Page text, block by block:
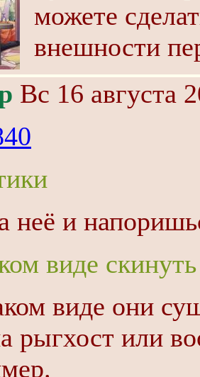
можете
внешности
Вс 16 августа
неё и
виде
виде они
рыгхост или